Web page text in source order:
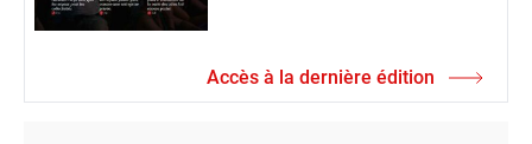
Accès à la dernière édition